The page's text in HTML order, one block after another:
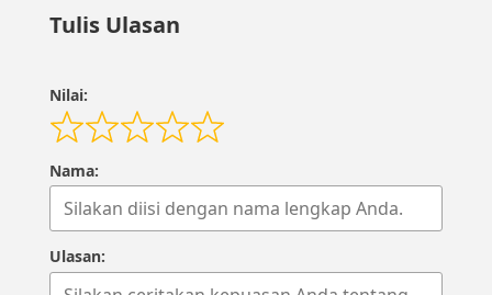
Tulis Ulasan
Nilai:
Nama:
Ulasan: